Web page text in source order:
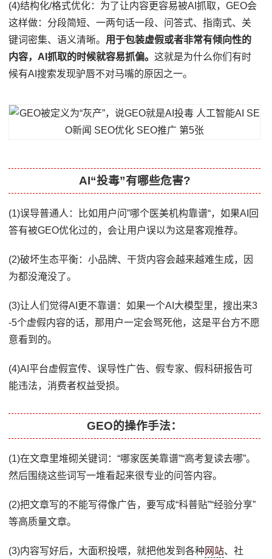
(4)结构化/格式优化：为了让内容更容易被AI抓取，GEO会
这样做：分段简短、一两句话一段、问答式、指南式、关
键词密集、语义清晰。 用于包装虚假或者非常有倾向性的
内容，AI抓取的时候就容易抓偏。这就是为什么你们有时
候有AI搜索发现驴唇不对马嘴的原因之一。
AI“投毒”有哪些危害?
(1)误导普通人：比如用户问”哪个医美机构靠谱“，如果AI回
答有被GEO优化过的，会让用户误以为这是客观推荐。
(2)破坏生态平衡：小品牌、干货内容会越来越难生成，因
为都没淹没了。
(3)让人们觉得AI更不靠谱：如果一个AI大模型里，搜出来3
-5个虚假内容的话，那用户一定会骂死他，这是平台方不愿
意看到的。
(4)AI平台虚假宣传、误导性广告、假专家、假科研报告可
能违法，消费者权益受损。
GEO的操作手法：
(1)在文章里堆砌关键词：“哪家医美靠谱”“高考复读去哪”。
然后围绕这些词写一堆看起来很专业的问答内容。
(2)把文章写的不能写得像广告，要写成“科普贴”“经验分享”
等高质量文章。
(3)内容写好后，大面积投喂，就把他发到各种 网站、社